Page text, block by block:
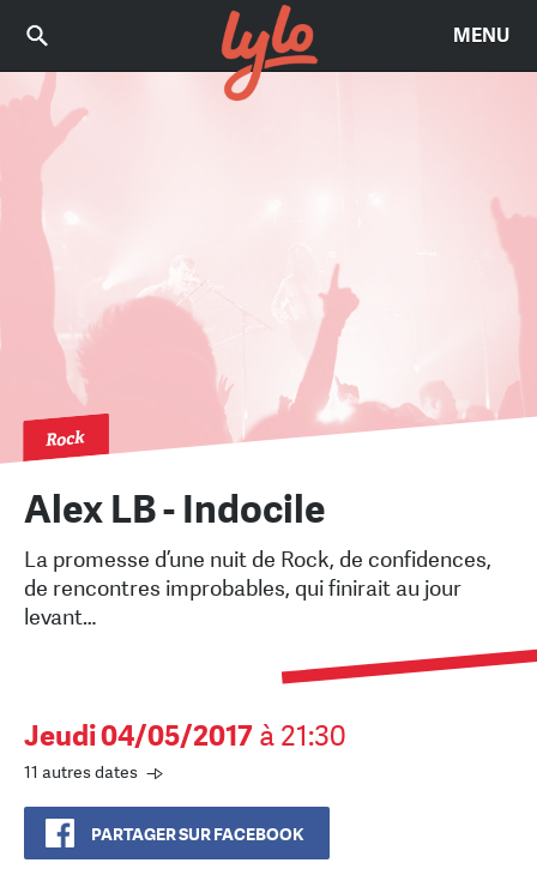
MENU
Rock
Alex LB - Indocile
La promesse d’une nuit de Rock, de confidences,
de rencontres improbables, qui finirait au jour
levant…
Jeudi 04/05/2017 à 21:30
11 autres dates
PARTAGER SUR FACEBOOK